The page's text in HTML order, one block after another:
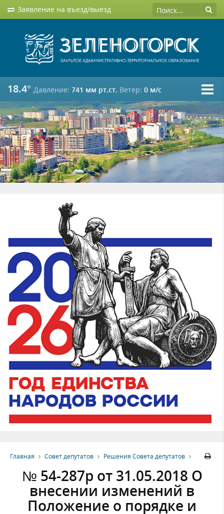
Заявление на въезд/выезд
18.4° Давление: 741 мм рт.ст. Ветер: 0 м/c
Главная Совет депутатов Решения Совета депутатов
№ 54-287р от 31.05.2018 О
внесении изменений в
Положение о порядке и